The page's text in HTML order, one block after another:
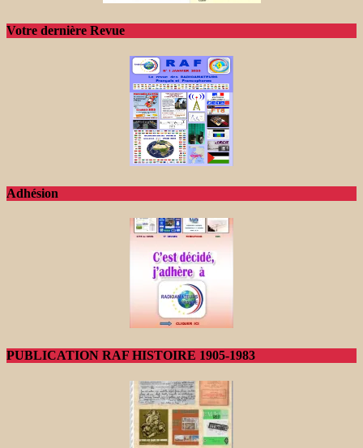
Votre dernière Revue
Adhésion
PUBLICATION RAF HISTOIRE 1905-1983